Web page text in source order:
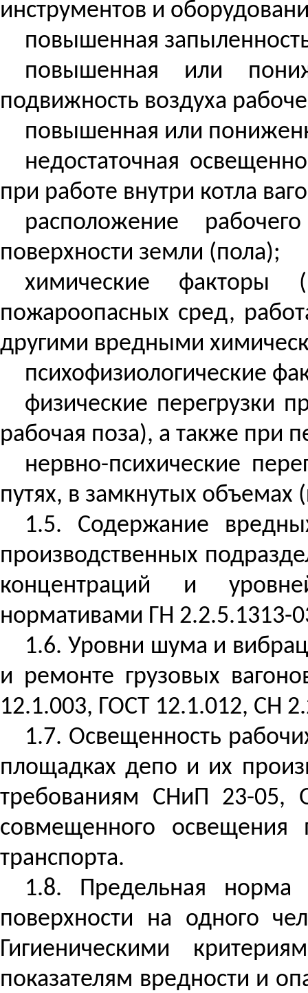
инструментов и
повышенная
повышенная или
подвижность воздуха
повышенная или
недостаточная
при работе внутри котла
расположение
поверхности земли (пола);
химические факторы
пожароопасных сред,
другими вредными
психофизиологические
физические перегрузки
рабочая поза), а также при
нервно-психические
путях, в замкнутых объемах
1.5. Содержание
производственных
концентраций и
нормативами ГН 2.2.5.1313-
1.6. Уровни шума и
и ремонте грузовых
12.1.003, ГОСТ 12.1.012, СН
1.7. Освещенность
площадках депо и их
требованиям СНиП 23-05,
совмещенного освещения
транспорта.
1.8. Предельная норма
поверхности на одного
Гигиеническими
показателям вредности и